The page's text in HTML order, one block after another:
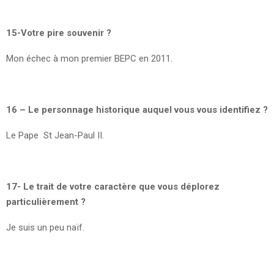
15-Votre pire souvenir ?
Mon échec à mon premier BEPC en 2011.
16 – Le personnage historique auquel vous vous identifiez ?
Le Pape St Jean-Paul II.
17- Le trait de votre caractère que vous déplorez
particulièrement ?
Je suis un peu naïf.